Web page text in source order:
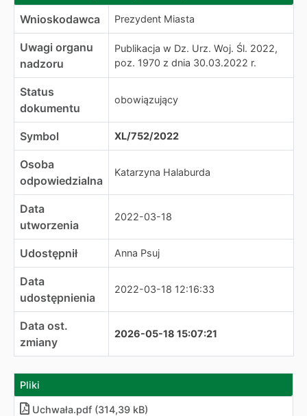
Wnioskodawca Prezydent Miasta
Uwagi organu
nadzoru
Publikacja w Dz. Urz. Woj. Śl. 2022,
poz. 1970 z dnia 30.03.2022 r.
Status
dokumentu
obowiązujący
Symbol XL/752/2022
Osoba
odpowiedzialna
Katarzyna Halaburda
Data
utworzenia
2022-03-18
Udostępnił Anna Psuj
Data
udostępnienia
2022-03-18 12:16:33
Data ost.
zmiany
2026-05-18 15:07:21
Pliki
Uchwała.pdf (314,39 kB)